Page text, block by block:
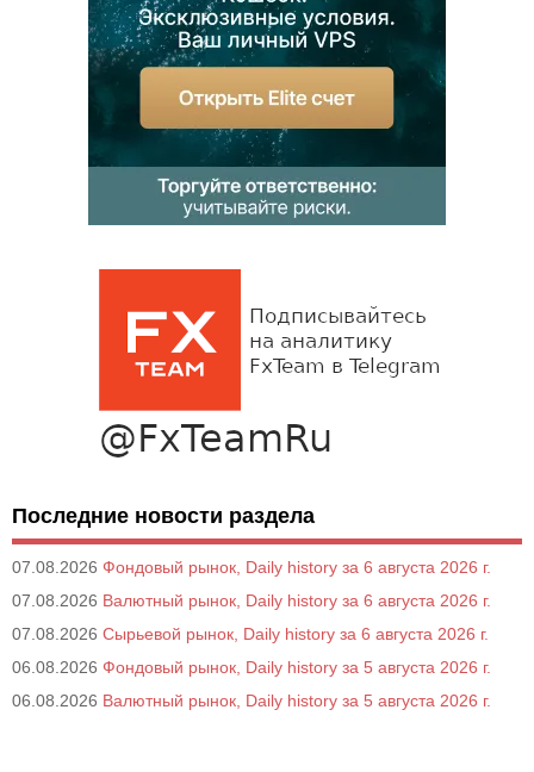
Последние новости раздела
07.08.2026 Фондовый рынок, Daily history за 6 августа 2026 г.
07.08.2026 Валютный рынок, Daily history за 6 августа 2026 г.
07.08.2026 Сырьевой рынок, Daily history за 6 августа 2026 г.
06.08.2026 Фондовый рынок, Daily history за 5 августа 2026 г.
06.08.2026 Валютный рынок, Daily history за 5 августа 2026 г.